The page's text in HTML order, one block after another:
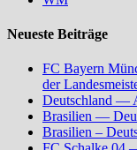
Neueste Beiträge
FC Bayern
der
Deutschland —
Brasilien —
Brasilien –